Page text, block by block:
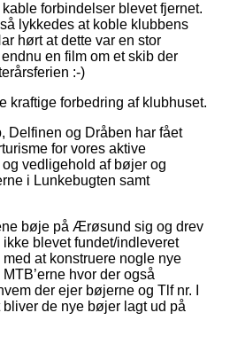
forbindelser blevet fjernet.
lykkedes at koble klubbens
hørt at dette var en stor
en film om et skib der
:-)
kraftige forbedring af klubhuset.
Delfinen og Dråben har fået
for vores aktive
vedligehold af bøjer og
i Lunkebugten samt
bøje på Ærøsund sig og drev
blevet fundet/indleveret
at konstruere nogle nye
hvor der også
der ejer bøjerne og Tlf nr. I
bliver de nye bøjer lagt ud på